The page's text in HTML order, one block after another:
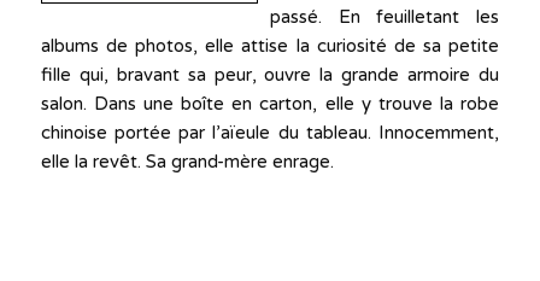
passé. En feuilletant les
albums de photos, elle attise la curiosité de sa petite
fille qui, bravant sa peur, ouvre la grande armoire du
salon. Dans une boîte en carton, elle y trouve la robe
chinoise portée par l’aïeule du tableau. Innocemment,
elle la revêt. Sa grand-mère enrage.